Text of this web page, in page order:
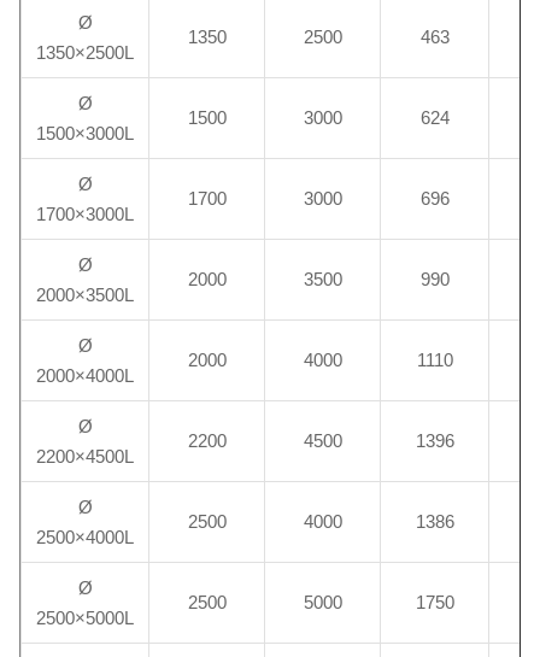
Ø
1350×2500L
1350 2500 463
Ø
1500×3000L
1500 3000 624
Ø
1700×3000L
1700 3000 696
Ø
2000×3500L
2000 3500 990
Ø
2000×4000L
2000 4000 1110
Ø
2200×4500L
2200 4500 1396
Ø
2500×4000L
2500 4000 1386
Ø
2500×5000L
2500 5000 1750